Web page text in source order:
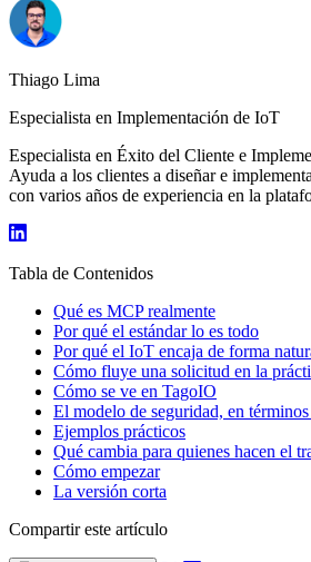
Thiago Lima
Especialista en Implementación de IoT
Especialista en Éxito del Cliente e
Ayuda a los clientes a diseñar e
con varios años de experiencia en la
Tabla de Contenidos
Qué es MCP realmente
Por qué el estándar lo es todo
Por qué el IoT encaja de forma
Cómo fluye una solicitud en la
Cómo se ve en TagoIO
El modelo de seguridad, en
Ejemplos prácticos
Qué cambia para quienes hacen el
Cómo empezar
La versión corta
Compartir este artículo